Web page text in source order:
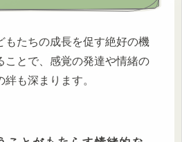
もたちの成長を促す絶好の機
ことで、感覚の発達や情緒の
も深まります。